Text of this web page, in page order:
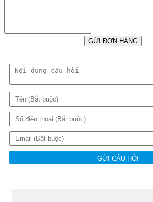
GỬI ĐƠN HÀNG
GỬI CÂU HỎI